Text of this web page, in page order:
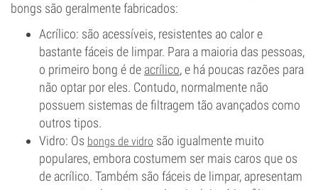
bongs são geralmente fabricados:
Acrílico: são acessíveis, resistentes ao calor e
bastante fáceis de limpar. Para a maioria das pessoas,
o primeiro bong é de acrílico, e há poucas razões para
não optar por eles. Contudo, normalmente não
possuem sistemas de filtragem tão avançados como
outros tipos.
Vidro: Os bongs de vidro são igualmente muito
populares, embora costumem ser mais caros que os
de acrílico. Também são fáceis de limpar, apresentam